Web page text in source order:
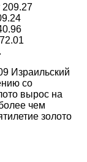
209.27
Израильский
со
вырос на
чем
золото